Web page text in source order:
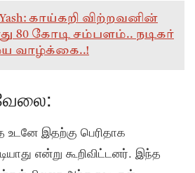
Yash: காய்கறி விற்றவனின்
80 கோடி சம்பளம்.. நடிகர்
வாழ்க்கை..!
இதற்கு பெரிதாக
என்று கூறிவிட்டனர். இந்த